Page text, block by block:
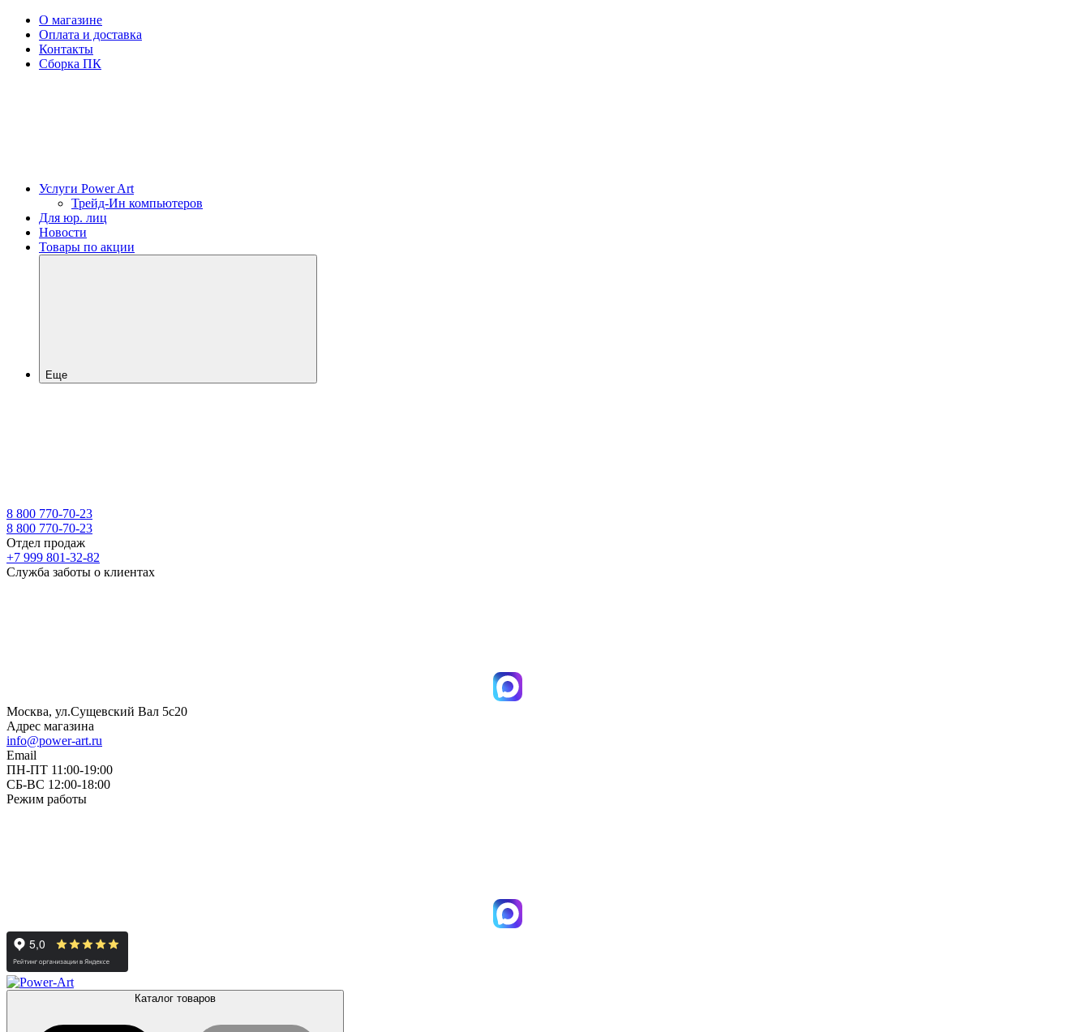
О магазине
Оплата и доставка
Контакты
Сборка ПК
Услуги Power Art
Трейд-Ин компьютеров
Для юр. лиц
Новости
Товары по акции
Еще
8 800 770-70-23
8 800 770-70-23
Отдел продаж
+7 999 801-32-82
Служба заботы о клиентах
Москва, ул.Сущевский Вал 5с20
Адрес магазина
info@power-art.ru
Email
ПН-ПТ 11:00-19:00
СБ-ВС 12:00-18:00
Режим работы
Каталог товаров